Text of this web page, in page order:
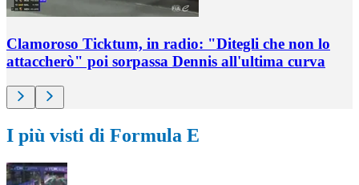
Clamoroso Ticktum, in radio: "Ditegli che non lo
attaccherò" poi sorpassa Dennis all'ultima curva
I più visti di Formula E